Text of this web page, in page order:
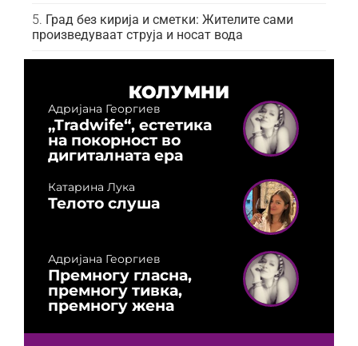
Град без кирија и сметки: Жителите сами
произведуваат струја и носат вода
КОЛУМНИ
Адријана Георгиев
„Tradwife“, естетика
на покорност во
дигиталната ера
Катарина Лука
Телото слуша
Адријана Георгиев
Премногу гласна,
премногу тивка,
премногу жена